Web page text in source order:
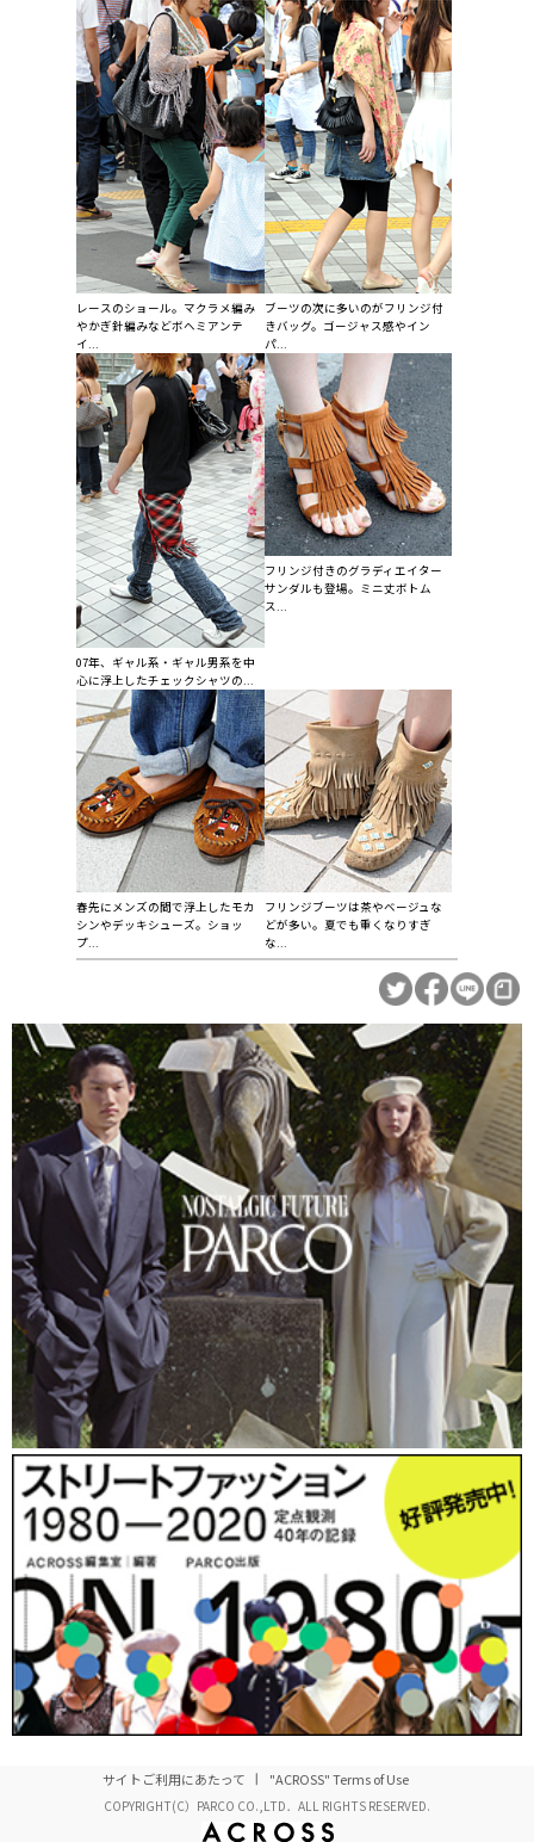
レースのショール。マクラメ編み
やかぎ針編みなどボヘミアンテ
イ...
ブーツの次に多いのがフリンジ付
きバッグ。ゴージャス感やイン
パ...
07年、ギャル系・ギャル男系を中
心に浮上したチェックシャツの...
フリンジ付きのグラディエイター
サンダルも登場。ミニ丈ボトム
ス...
春先にメンズの間で浮上したモカ
シンやデッキシューズ。ショッ
プ...
フリンジブーツは茶やベージュな
どが多い。夏でも重くなりすぎ
な...
サイトご利用にあたって "ACROSS" Terms of Use
COPYRIGHT(C）PARCO CO.,LTD．ALL RIGHTS RESERVED.